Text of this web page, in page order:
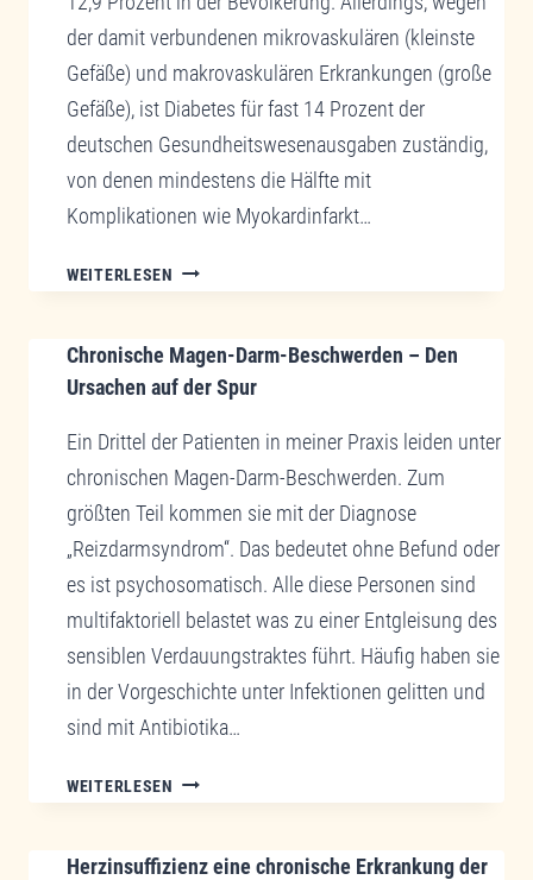
REGENERATIVER
MEDIZIN
der damit verbundenen mikrovaskulären (kleinste
Gefäße) und makrovaskulären Erkrankungen (große
Gefäße), ist Diabetes für fast 14 Prozent der
deutschen Gesundheitswesenausgaben zuständig,
von denen mindestens die Hälfte mit
Komplikationen wie Myokardinfarkt…
WEITERLESEN DIABETES
ODER
DAMOKLESSCHWERT
UNTER
CHRONISCHEN
ERKRANKUNGEN
DIESE
CHRONISCHE
ERKRANKUNG
DES
BRAUCHT
STÄNDIGE
PRÄVENTIVE
Chronische Magen-Darm-Beschwerden – Den
Ursachen auf der Spur
Ein Drittel der Patienten in meiner Praxis leiden unter
chronischen Magen-Darm-Beschwerden. Zum
größten Teil kommen sie mit der Diagnose
„Reizdarmsyndrom“. Das bedeutet ohne Befund oder
es ist psychosomatisch. Alle diese Personen sind
multifaktoriell belastet was zu einer Entgleisung des
sensiblen Verdauungstraktes führt. Häufig haben sie
in der Vorgeschichte unter Infektionen gelitten und
sind mit Antibiotika…
WEITERLESEN CHRONISCHE
MAGEN-
BESCHWERDEN
Herzinsuffizienz eine chronische Erkrankung der